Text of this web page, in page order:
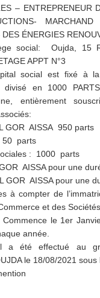
– ENTREPRENEUR
ÉNERGIES
social: Oujda, 15
APPT N°3
social est fixé à
en 1000
entièrement
GOR AISSA 950 parts
50 parts
: 1000 parts
AISSA pour une
GOR AISSA pour une
à compter de
et des Sociétés.
le 1er
année.
a été effectué au
le 18/08/2021 sous